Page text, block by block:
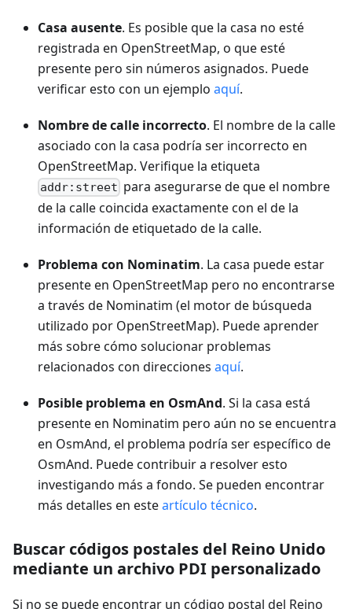
Casa ausente. Es posible que la casa no esté
registrada en OpenStreetMap, o que esté
presente pero sin números asignados. Puede
verificar esto con un ejemplo aquí.
Nombre de calle incorrecto. El nombre de la calle
asociado con la casa podría ser incorrecto en
OpenStreetMap. Verifique la etiqueta
addr:street para asegurarse de que el nombre
de la calle coincida exactamente con el de la
información de etiquetado de la calle.
Problema con Nominatim. La casa puede estar
presente en OpenStreetMap pero no encontrarse
a través de Nominatim (el motor de búsqueda
utilizado por OpenStreetMap). Puede aprender
más sobre cómo solucionar problemas
relacionados con direcciones aquí.
Posible problema en OsmAnd. Si la casa está
presente en Nominatim pero aún no se encuentra
en OsmAnd, el problema podría ser específico de
OsmAnd. Puede contribuir a resolver esto
investigando más a fondo. Se pueden encontrar
más detalles en esteartículo técnico.
Buscar códigos postales del Reino Unido
mediante un archivo PDI personalizado
Si no se puede encontrar un código postal del Reino